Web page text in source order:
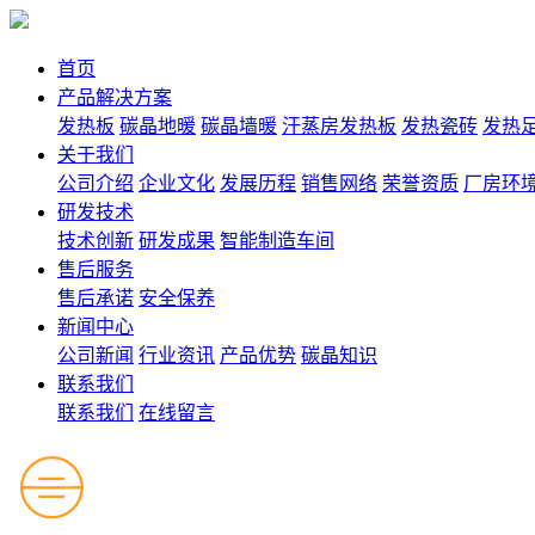
首页
产品解决方案
发热板 碳晶地暖 碳晶墙暖 汗蒸房发热板 发热瓷砖 发热
关于我们
公司介绍 企业文化 发展历程 销售网络 荣誉资质 厂房环
研发技术
技术创新 研发成果 智能制造车间
售后服务
售后承诺 安全保养
新闻中心
公司新闻 行业资讯 产品优势 碳晶知识
联系我们
联系我们
在线留言